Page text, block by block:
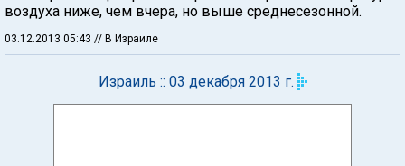
воздуха ниже, чем вчера, но выше среднесезонной.
03.12.2013 05:43 // В Израиле
Израиль :: 03 декабря 2013 г.